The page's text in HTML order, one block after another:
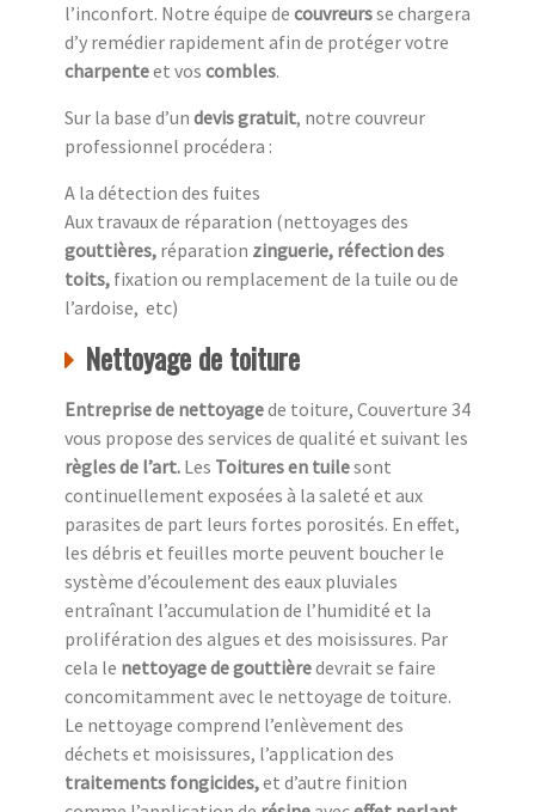
l’inconfort. Notre équipe de couvreursse chargera
d’y remédier rapidement afin de protéger votre
charpenteet vos combles.
Sur la base d’un devis gratuit, notre couvreur
professionnel procédera :
A la détection des fuites
Aux travaux de réparation (nettoyages des
gouttières, réparation zinguerie, réfection des
toits, fixation ou remplacement de la tuile ou de
l’ardoise, etc)
Nettoyage de toiture
Entreprise de nettoyagede toiture, Couverture 34
vous propose des services de qualité et suivant les
règles de l’art. Les Toitures en tuilesont
continuellement exposées à la saleté et aux
parasites de part leurs fortes porosités. En effet,
les débris et feuilles morte peuvent boucher le
système d’écoulement des eaux pluviales
entraînant l’accumulation de l’humidité et la
prolifération des algues et des moisissures. Par
cela le nettoyage de gouttièredevrait se faire
concomitamment avec le nettoyage de toiture.
Le nettoyage comprend l’enlèvement des
déchets et moisissures, l’application des
traitements fongicides,et d’autre finition